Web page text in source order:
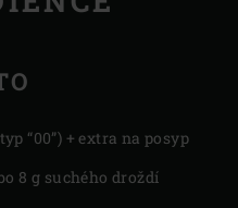
“00”) + extra na posyp
8 g suchého droždí